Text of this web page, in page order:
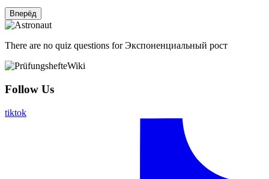
There are no quiz questions for Экспоненциальный рост
Follow Us
tiktok